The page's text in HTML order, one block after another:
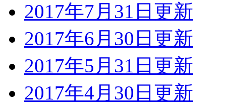
2017年7月31日更新
2017年6月30日更新
2017年5月31日更新
2017年4月30日更新